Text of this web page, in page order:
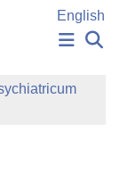
English